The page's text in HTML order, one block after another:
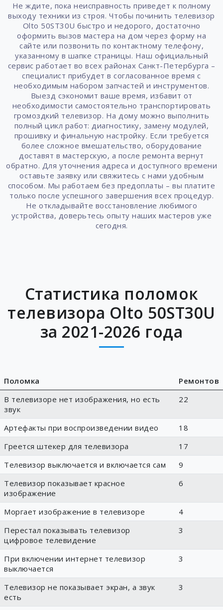
Не ждите, пока неисправность приведет к полному
выходу техники из строя. Чтобы починить телевизор
Olto 50ST30U быстро и недорого, достаточно
оформить вызов мастера на дом через форму на
сайте или позвонить по контактному телефону,
указанному в шапке страницы. Наш официальный
сервис работает во всех районах Санкт-Петербурга –
специалист прибудет в согласованное время с
необходимым набором запчастей и инструментов.
Выезд сэкономит ваше время, избавит от
необходимости самостоятельно транспортировать
громоздкий телевизор. На дому можно выполнить
полный цикл работ: диагностику, замену модулей,
прошивку и финальную настройку. Если требуется
более сложное вмешательство, оборудование
доставят в мастерскую, а после ремонта вернут
обратно. Для уточнения адреса и доступного времени
оставьте заявку или свяжитесь с нами удобным
способом. Мы работаем без предоплаты – вы платите
только после успешного завершения всех процедур.
Не откладывайте восстановление любимого
устройства, доверьтесь опыту наших мастеров уже
сегодня.
Статистика поломок
телевизора Olto 50ST30U
за 2021-2026 года
Поломка
Ремонтов
В телевизоре нет изображения, но есть
звук
22
Артефакты при воспроизведении видео
18
Греется штекер для телевизора
17
Телевизор выключается и включается сам
9
Телевизор показывает красное
изображение
6
Моргает изображение в телевизоре
4
Перестал показывать телевизор
цифровое телевидение
3
При включении интернет телевизор
выключается
3
Телевизор не показывает экран, а звук
есть
3